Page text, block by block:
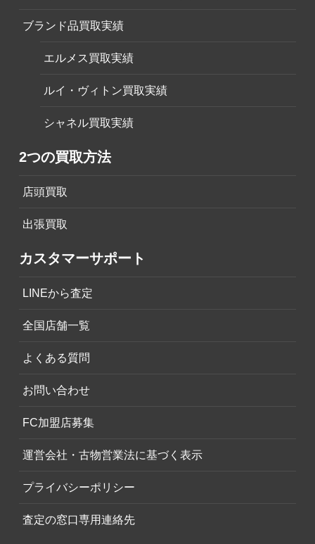
ブランド品買取実績
エルメス買取実績
ルイ・ヴィトン買取実績
シャネル買取実績
2つの買取方法
店頭買取
出張買取
カスタマーサポート
LINEから査定
全国店舗一覧
よくある質問
お問い合わせ
FC加盟店募集
運営会社・古物営業法に基づく表示
プライバシーポリシー
査定の窓口専用連絡先